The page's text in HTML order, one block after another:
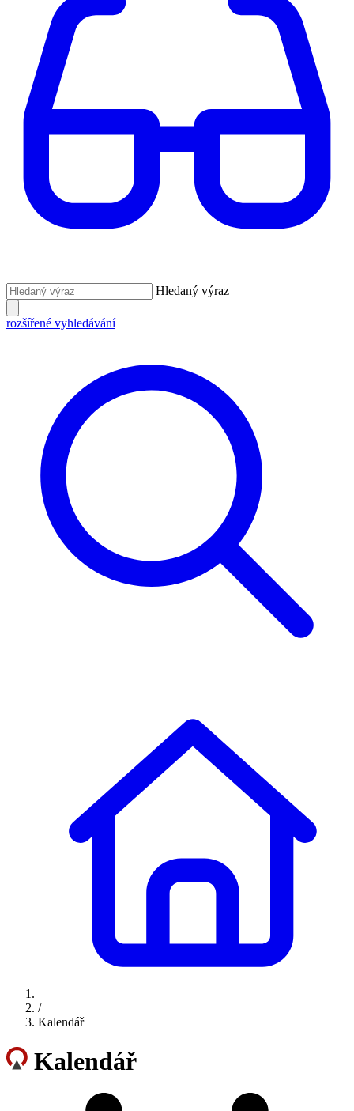
Hledaný výraz
rozšířené vyhledávání
/
Kalendář
Kalendář